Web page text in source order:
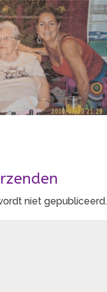
niet gepubliceerd.